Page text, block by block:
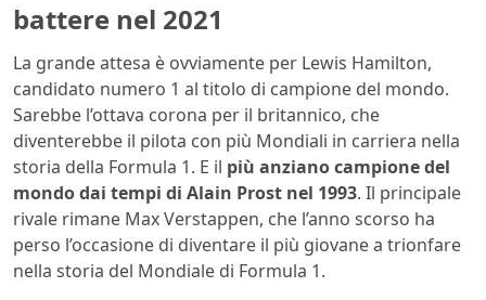
battere nel 2021
La grande attesa è ovviamente per Lewis Hamilton,
candidato numero 1 al titolo di campione del mondo.
Sarebbe l’ottava corona per il britannico, che
diventerebbe il pilota con più Mondiali in carriera nella
storia della Formula 1. E il più anziano campione del
mondo dai tempi di Alain Prost nel 1993. Il principale
rivale rimane Max Verstappen, che l’anno scorso ha
perso l’occasione di diventare il più giovane a trionfare
nella storia del Mondiale di Formula 1.